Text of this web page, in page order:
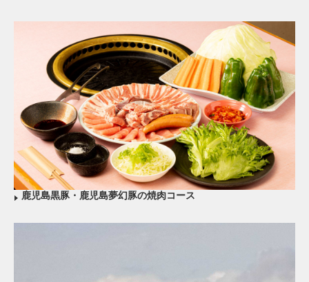
鹿児島黒豚・鹿児島夢幻豚の焼肉コース